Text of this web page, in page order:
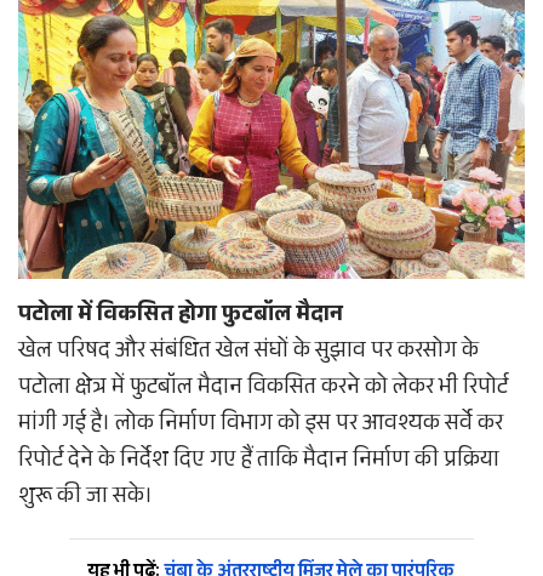
पटोला में विकसित होगा फुटबॉल मैदान
खेल परिषद और संबंधित खेल संघों के सुझाव पर करसोग के
पटोला क्षेत्र में फुटबॉल मैदान विकसित करने को लेकर भी रिपोर्ट
मांगी गई है। लोक निर्माण विभाग को इस पर आवश्यक सर्वे कर
रिपोर्ट देने के निर्देश दिए गए हैं ताकि मैदान निर्माण की प्रक्रिया
शुरू की जा सके।